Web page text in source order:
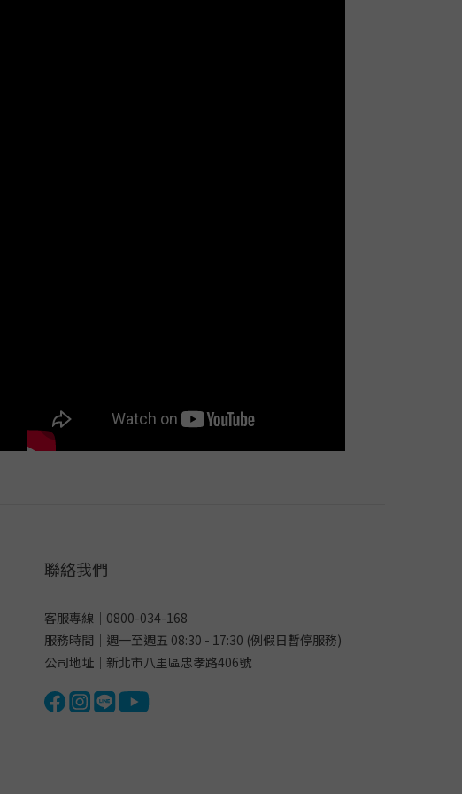
聯絡我們
客服專線｜0800-034-168
服務時間｜週一至週五 08:30 - 17:30 (例假日暫停服務)
公司地址｜新北市八里區忠孝路406號